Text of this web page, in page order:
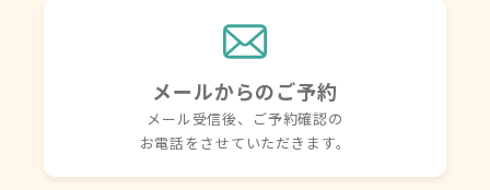
メールからのご予約
メール受信後、ご予約確認の
お電話をさせていただきます。